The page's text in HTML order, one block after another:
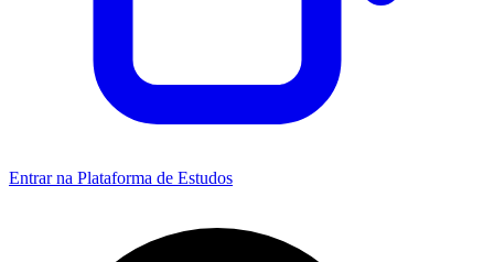
Entrar na Plataforma de Estudos